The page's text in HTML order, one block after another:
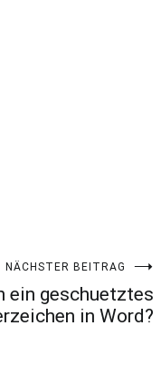
NÄCHSTER BEITRAG
ein geschuetztes
in Word?